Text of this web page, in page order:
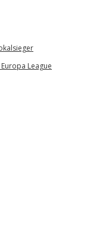
League